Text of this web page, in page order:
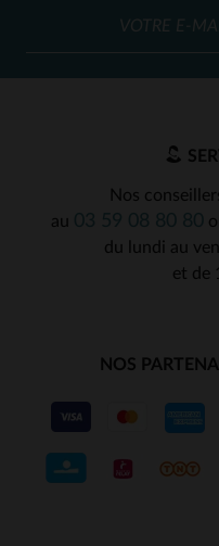
Nos
au
du lundi au
et de
NOS